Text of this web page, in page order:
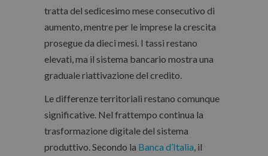
tratta del sedicesimo mese consecutivo di
aumento, mentre per le imprese la crescita
prosegue da dieci mesi. I tassi restano
elevati, ma il sistema bancario mostra una
graduale riattivazione del credito.
Le differenze territoriali restano comunque
significative. Nel frattempo continua la
trasformazione digitale del sistema
produttivo. Secondo la Banca d’Italia, il